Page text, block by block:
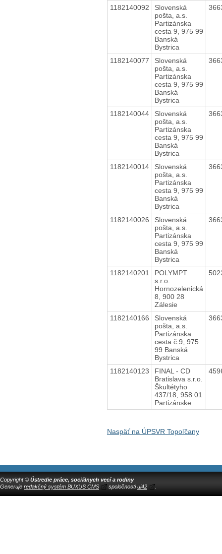
1182140092
Slovenská
pošta, a.s.
Partizánska
cesta 9, 975 99
Banská
Bystrica
1182140077
Slovenská
pošta, a.s.
Partizánska
cesta 9, 975 99
Banská
Bystrica
1182140044
Slovenská
pošta, a.s.
Partizánska
cesta 9, 975 99
Banská
Bystrica
1182140014
Slovenská
pošta, a.s.
Partizánska
cesta 9, 975 99
Banská
Bystrica
1182140026
Slovenská
pošta, a.s.
Partizánska
cesta 9, 975 99
Banská
Bystrica
1182140201
POLYMPT
s.r.o.
Hornozelenická
8, 900 28
Zálesie
1182140166
Slovenská
pošta, a.s.
Partizánska
cesta č.9, 975
99 Banská
Bystrica
1182140123
FINAL - CD
Bratislava s.r.o.
Škultétyho
437/18, 958 01
Partizánske
Naspäť na ÚPSVR Topoľčany
Copyright © Ústredie práce, sociálnych vecí a rodiny
Generuje redakčný systém BUXUS CMS spoločnostiui42